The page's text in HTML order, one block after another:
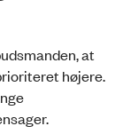
at
højere.